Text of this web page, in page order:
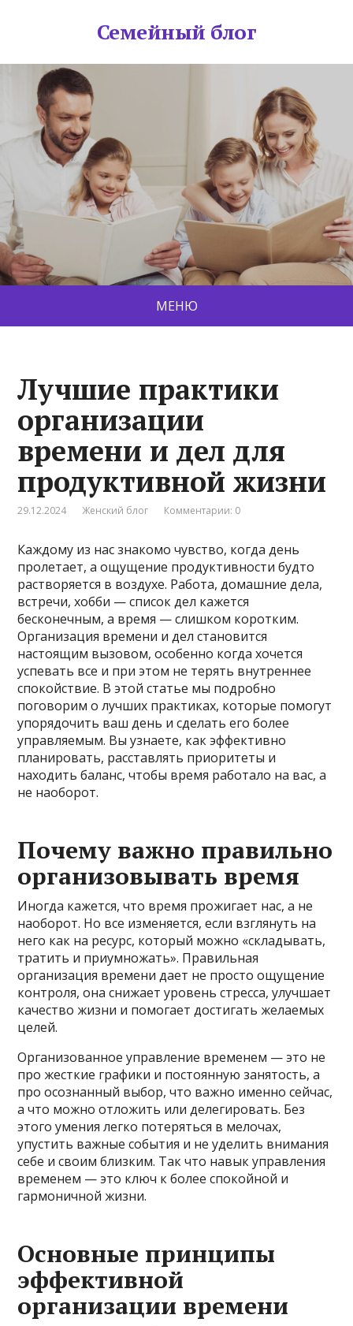
Семейный блог
МЕНЮ
Лучшие практики
организации
времени и дел для
продуктивной жизни
29.12.2024 Женский блог Комментарии: 0
Каждому из нас знакомо чувство, когда день
пролетает, а ощущение продуктивности будто
растворяется в воздухе. Работа, домашние дела,
встречи, хобби — список дел кажется
бесконечным, а время — слишком коротким.
Организация времени и дел становится
настоящим вызовом, особенно когда хочется
успевать все и при этом не терять внутреннее
спокойствие. В этой статье мы подробно
поговорим о лучших практиках, которые помогут
упорядочить ваш день и сделать его более
управляемым. Вы узнаете, как эффективно
планировать, расставлять приоритеты и
находить баланс, чтобы время работало на вас, а
не наоборот.
Почему важно правильно
организовывать время
Иногда кажется, что время прожигает нас, а не
наоборот. Но все изменяется, если взглянуть на
него как на ресурс, который можно «складывать,
тратить и приумножать». Правильная
организация времени дает не просто ощущение
контроля, она снижает уровень стресса, улучшает
качество жизни и помогает достигать желаемых
целей.
Организованное управление временем — это не
про жесткие графики и постоянную занятость, а
про осознанный выбор, что важно именно сейчас,
а что можно отложить или делегировать. Без
этого умения легко потеряться в мелочах,
упустить важные события и не уделить внимания
себе и своим близким. Так что навык управления
временем — это ключ к более спокойной и
гармоничной жизни.
Основные принципы
эффективной
организации времени